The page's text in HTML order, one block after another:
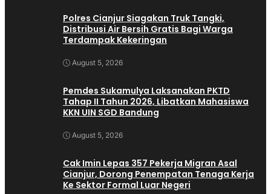
Polres Cianjur Siagakan Truk Tangki,
Distribusi Air Bersih Gratis Bagi Warga
Terdampak Kekeringan
August 5, 2026
Pemdes Sukamulya Laksanakan PKTD
Tahap II Tahun 2026, Libatkan Mahasiswa
KKN UIN SGD Bandung
August 5, 2026
Cak Imin Lepas 357 Pekerja Migran Asal
Cianjur, Dorong Penempatan Tenaga Kerja
Ke Sektor Formal Luar Negeri